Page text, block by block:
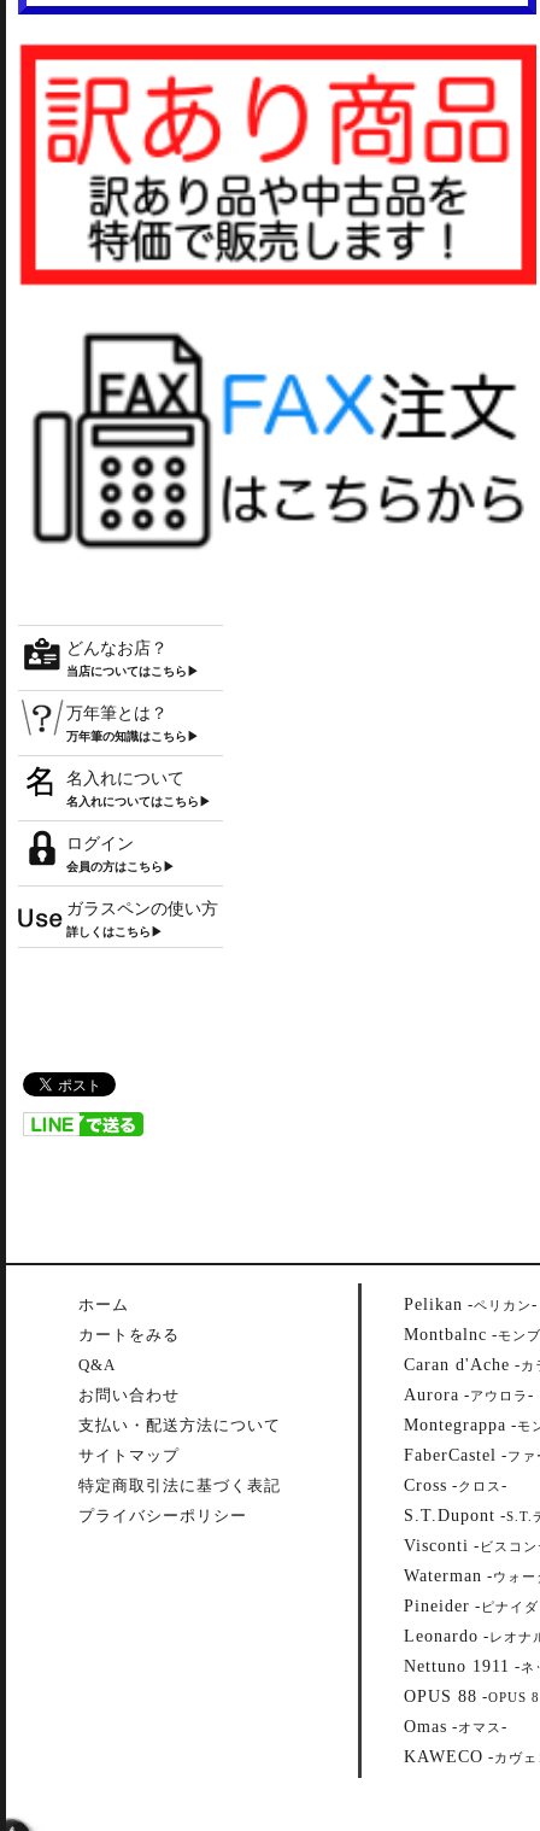
どんなお店？
当店についてはこちら▶
万年筆とは？
万年筆の知識はこちら▶
名入れについて
名入れについてはこちら▶
ログイン
会員の方はこちら▶
ガラスペンの使い方
詳しくはこちら▶
ホーム
カートをみる
Q&A
お問い合わせ
支払い・配送方法について
サイトマップ
特定商取引法に基づく表記
プライバシーポリシー
Pelikan -ペリカン-
Montbalnc -モン
Caran d'Ache -カ
Aurora -アウロラ -
Montegrappa -モ
FaberCastel -ファ
Cross -クロス -
S.T.Dupont -S.T.
Visconti - ビスコ
Waterman -ウォー
Pineider - ピナイ
Leonardo -レオナ
Nettuno 1911 -ネ
OPUS 88 -OPUS
Omas -オマス -
KAWECO -カヴェ